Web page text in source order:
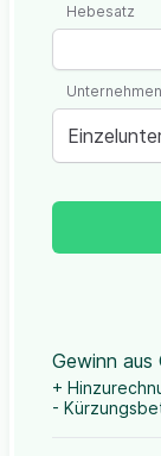
Hebesatz
Gewinn aus
+
-